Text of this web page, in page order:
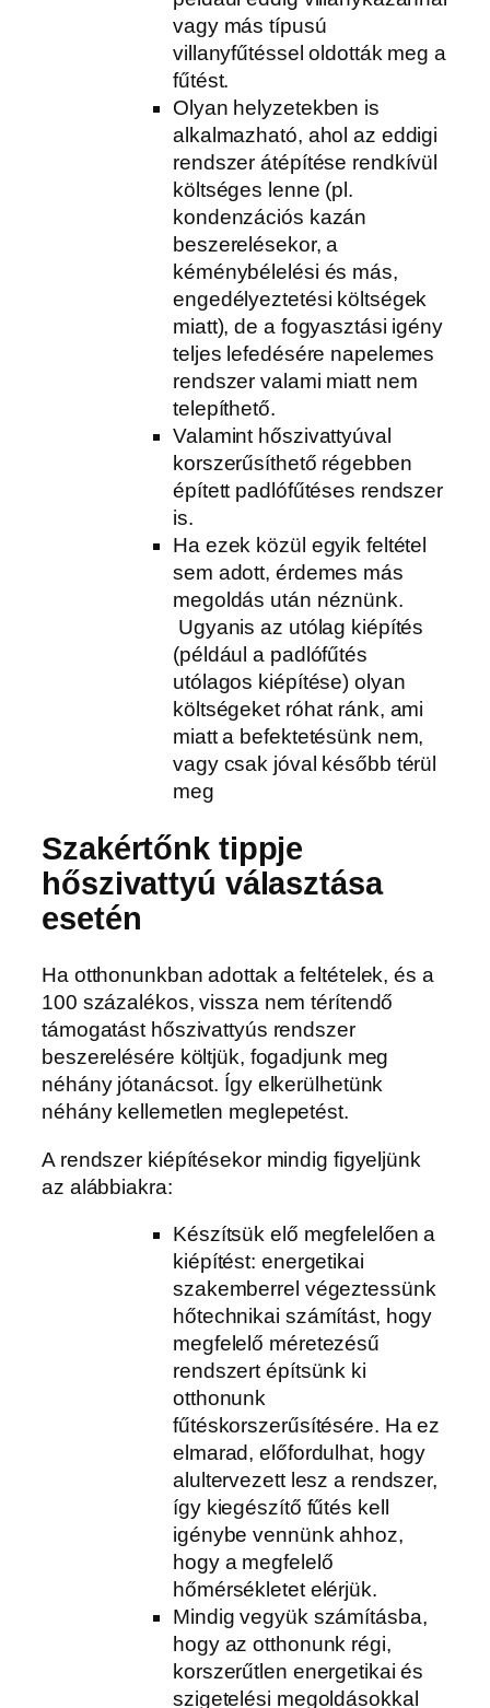
vagy más típusú
villanyfűtéssel oldották meg a
fűtést.
Olyan helyzetekben is
alkalmazható, ahol az eddigi
rendszer átépítése rendkívül
költséges lenne (pl.
kondenzációs kazán
beszerelésekor, a
kéménybélelési és más,
engedélyeztetési költségek
miatt), de a fogyasztási igény
teljes lefedésére napelemes
rendszer valami miatt nem
telepíthető.
Valamint hőszivattyúval
korszerűsíthető régebben
épített padlófűtéses rendszer
is.
Ha ezek közül egyik feltétel
sem adott, érdemes más
megoldás után néznünk.
Ugyanis az utólag kiépítés
(például a padlófűtés
utólagos kiépítése) olyan
költségeket róhat ránk, ami
miatt a befektetésünk nem,
vagy csak jóval később térül
meg
Szakértőnk tippje
hőszivattyú választása
esetén
Ha otthonunkban adottak a feltételek, és a
100 százalékos, vissza nem térítendő
támogatást hőszivattyús rendszer
beszerelésére költjük, fogadjunk meg
néhány jótanácsot. Így elkerülhetünk
néhány kellemetlen meglepetést.
A rendszer kiépítésekor mindig figyeljünk
az alábbiakra:
Készítsük elő megfelelően a
kiépítést: energetikai
szakemberrel végeztessünk
hőtechnikai számítást, hogy
megfelelő méretezésű
rendszert építsünk ki
otthonunk
fűtéskorszerűsítésére. Ha ez
elmarad, előfordulhat, hogy
alultervezett lesz a rendszer,
így kiegészítő fűtés kell
igénybe vennünk ahhoz,
hogy a megfelelő
hőmérsékletet elérjük.
Mindig vegyük számításba,
hogy az otthonunk régi,
korszerűtlen energetikai és
szigetelési megoldásokkal